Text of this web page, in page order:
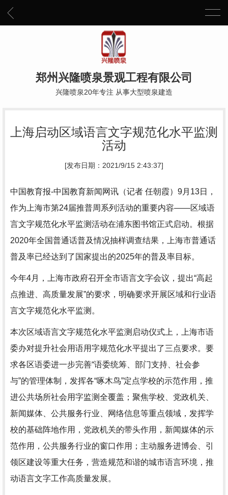
郑州兴隆喷泉景观工程有限公司
兴隆喷泉20年专注 从事大型喷泉建造
上海启动区域语言文字规范化水平监测
活动
[发布日期：2021/9/15 2:43:37]
中国教育报-中国教育新闻网讯（记者 任朝霞）9月13日，
作为上海市第24届推普周系列活动的重要内容——区域语
言文字规范化水平监测活动在浦东图书馆正式启动。根据
2020年全国普通话普及情况抽样调查结果，上海市普通话
普及率已经达到了国家提出的2025年的普及率目标。
今年4月，上海市政府召开全市语言文字会议，提出“高起
点推进、高质量发展”的要求，明确要求开展区域和行业语
言文字规范化水平监测。
本次区域语言文字规范化水平监测启动仪式上，上海市语
委办对提升社会用语用字规范化水平提出了三点要求。要
求各区语委进一步完善“语委统筹、部门支持、社会参
与”的管理体制，发挥各“啄木鸟”定点学校的示范作用，推
进公共场所社会用字监测全覆盖；聚焦学校、党政机关、
新闻媒体、公共服务行业、网络信息等重点领域，发挥学
校的基础阵地作用，党政机关的带头作用，新闻媒体的示
范作用，公共服务行业的窗口作用；主动服务进博会、引
领区建设等重大任务，营造规范和谐的城市语言环境，推
动语言文字工作高质量发展。